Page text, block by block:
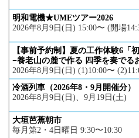
明和電機★UMEツアー2026
2026年8月9日(日) 15:00〜 (開場
【事前予約制】夏の工作体験6「
−養老山の麓で作る 四季を奏でる
2026年8月9日(日) (1)10:00〜
冷酒列車（2026年8・9月開催分）
2026年8月9日(日)、9月19日(土)
大垣芭蕉朝市
毎月第2・4日曜日 9:30〜10:30